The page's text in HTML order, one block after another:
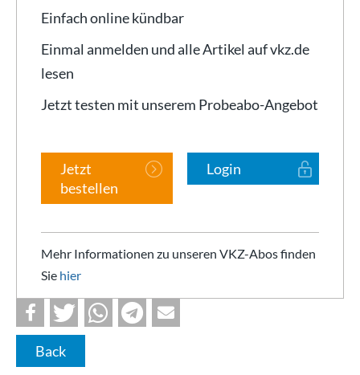
Einfach online kündbar
Einmal anmelden und alle Artikel auf vkz.de
lesen
Jetzt testen mit unserem Probeabo-Angebot
Jetzt
bestellen
Login
Mehr Informationen zu unseren VKZ-Abos finden
Sie hier
Back